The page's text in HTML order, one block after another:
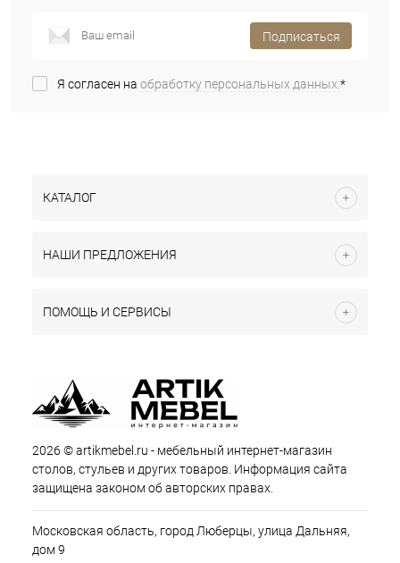
Подписаться
Я согласен на обработку персональных данных.*
КАТАЛОГ
НАШИ ПРЕДЛОЖЕНИЯ
ПОМОЩЬ И СЕРВИСЫ
2026 © artikmebel.ru - мебельный интернет-магазин
столов, стульев и других товаров. Информация сайта
защищена законом об авторских правах.
Московская область, город Люберцы, улица Дальняя,
дом 9